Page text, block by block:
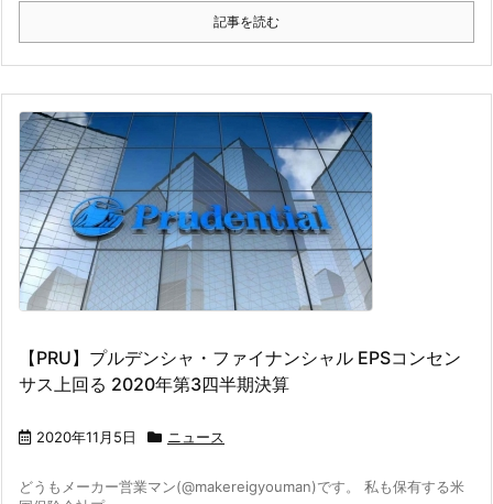
記事を読む
【PRU】プルデンシャ・ファイナンシャル EPSコンセン
サス上回る 2020年第3四半期決算
2020年11月5日 ニュース
どうもメーカー営業マン(@makereigyouman)です。 私も保有する米